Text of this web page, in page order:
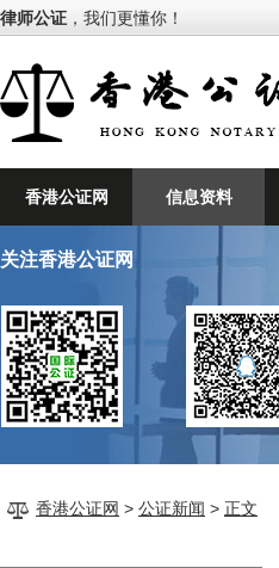
律师公证 ，我们更懂你！
香港公证网 信息资料
关注香港公证网
香港公证网 > 公证新闻 > 正文